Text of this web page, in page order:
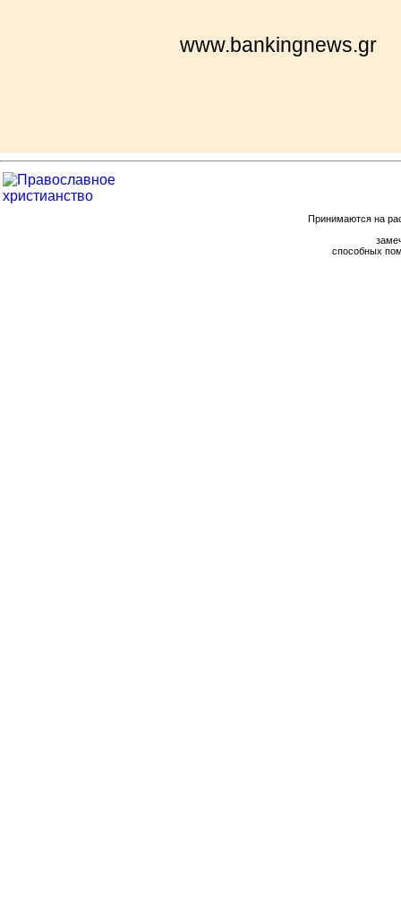
www.bankingnews.gr
Принимаются на
способных